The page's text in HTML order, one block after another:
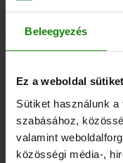
Beleegyezés
Ez a weboldal
Sütiket használunk
szabásához,
valamint
közösségi média-,
OVÁLFURAT=NYITOTT
L=107 L1=46,3 B=38
H2=35,001 -0,013
SZORÍTÓERŐ KN=26,7